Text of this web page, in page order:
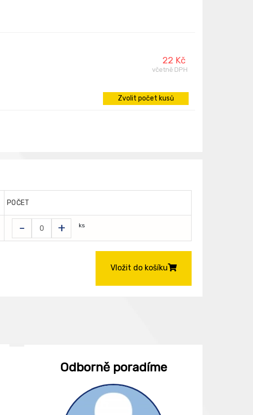
22 Kč
včetně DPH
Zvolit počet kusů
POČET
- + ks
Vložit do košíku
Odborně poradíme